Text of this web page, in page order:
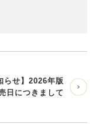
らせ】2026年版
日につきまして